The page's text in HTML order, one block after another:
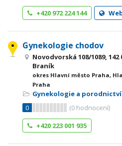
+420 972 224 144
Gynekologie chodov
Novodvorská 108/1089, 142
Braník
okres Hlavní město Praha,
Praha
Gynekologie a porodnictví
0
(0 hodnocení)
+420 223 001 935